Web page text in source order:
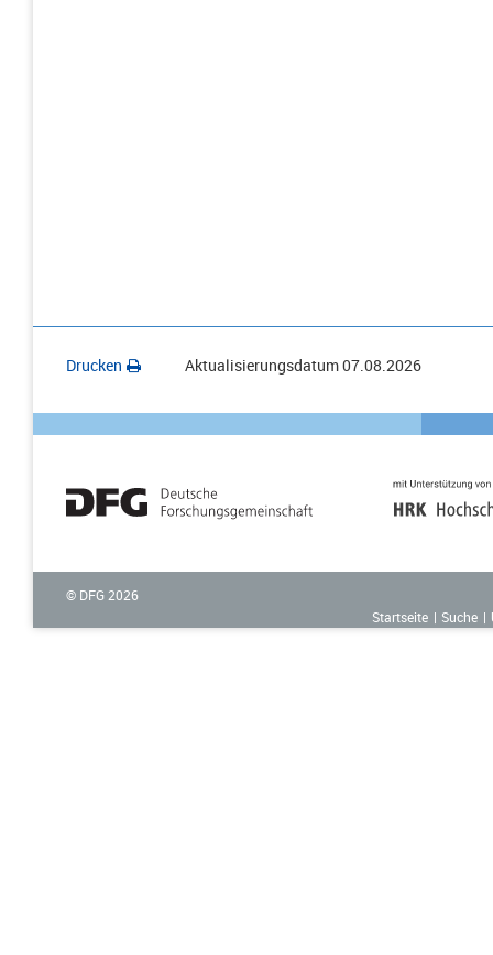
Drucken Aktualisierungsdatum07.08.2026
© DFG 2026
Startseite
Suche